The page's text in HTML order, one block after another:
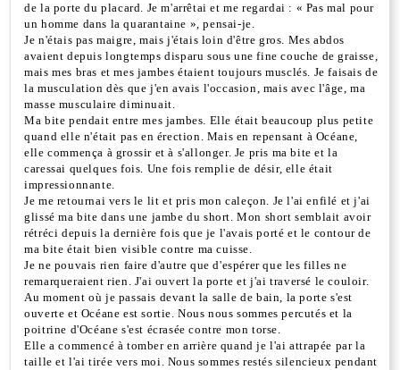
de la porte du placard. Je m'arrêtai et me regardai : « Pas mal pour
un homme dans la quarantaine », pensai-je.
Je n'étais pas maigre, mais j'étais loin d'être gros. Mes abdos
avaient depuis longtemps disparu sous une fine couche de graisse,
mais mes bras et mes jambes étaient toujours musclés. Je faisais de
la musculation dès que j'en avais l'occasion, mais avec l'âge, ma
masse musculaire diminuait.
Ma bite pendait entre mes jambes. Elle était beaucoup plus petite
quand elle n'était pas en érection. Mais en repensant à Océane,
elle commença à grossir et à s'allonger. Je pris ma bite et la
caressai quelques fois. Une fois remplie de désir, elle était
impressionnante.
Je me retournai vers le lit et pris mon caleçon. Je l'ai enfilé et j'ai
glissé ma bite dans une jambe du short. Mon short semblait avoir
rétréci depuis la dernière fois que je l'avais porté et le contour de
ma bite était bien visible contre ma cuisse.
Je ne pouvais rien faire d'autre que d'espérer que les filles ne
remarqueraient rien. J'ai ouvert la porte et j'ai traversé le couloir.
Au moment où je passais devant la salle de bain, la porte s'est
ouverte et Océane est sortie. Nous nous sommes percutés et la
poitrine d'Océane s'est écrasée contre mon torse.
Elle a commencé à tomber en arrière quand je l'ai attrapée par la
taille et l'ai tirée vers moi. Nous sommes restés silencieux pendant